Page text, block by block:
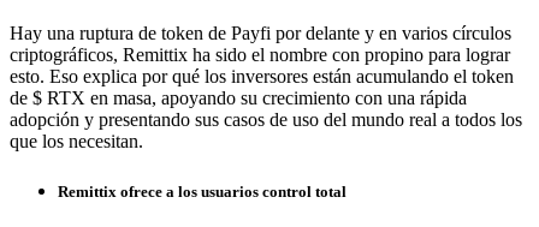
Hay una ruptura de token de Payfi por delante y en varios círculos
criptográficos, Remittix ha sido el nombre con propino para lograr
esto. Eso explica por qué los inversores están acumulando el token
de $ RTX en masa, apoyando su crecimiento con una rápida
adopción y presentando sus casos de uso del mundo real a todos los
que los necesitan.
Remittix ofrece a los usuarios control total